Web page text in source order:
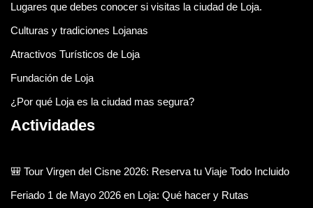
Lugares que debes conocer si visitas la ciudad de Loja.
Culturas y tradiciones Lojanas
Atractivos Turísticos de Loja
Fundación de Loja
¿Por qué Loja es la ciudad mas segura?
Actividades
🎒 Tour Virgen del Cisne 2026: Reserva tu Viaje Todo Incluido
Feriado 1 de Mayo 2026 en Loja: Qué hacer y Rutas